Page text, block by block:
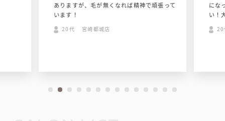
ありますが、毛が無くなれば精神で頑張って
います！
20代 宮崎都城店
にな
い！